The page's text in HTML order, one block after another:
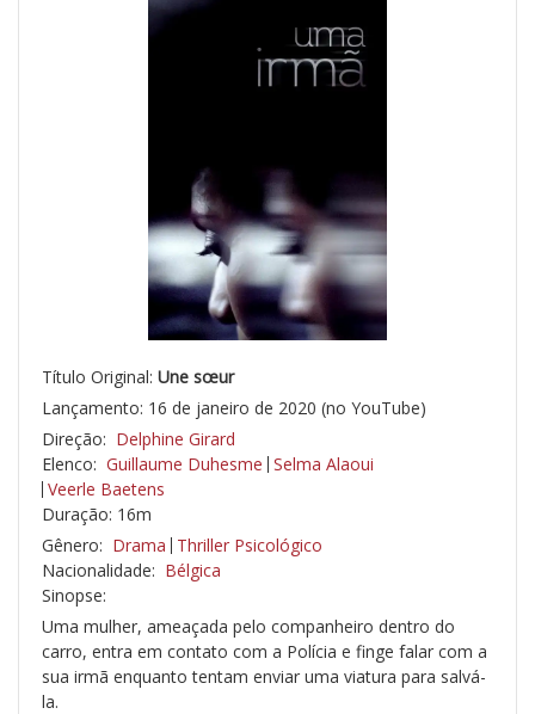
Título Original: Une sœur
Lançamento: 16 de janeiro de 2020 (no YouTube)
Direção: Delphine Girard
Elenco: Guillaume Duhesme Selma Alaoui
Veerle Baetens
Duração: 16m
Gênero: Drama Thriller Psicológico
Nacionalidade: Bélgica
Sinopse:
Uma mulher, ameaçada pelo companheiro dentro do
carro, entra em contato com a Polícia e finge falar com a
sua irmã enquanto tentam enviar uma viatura para salvá-
la.